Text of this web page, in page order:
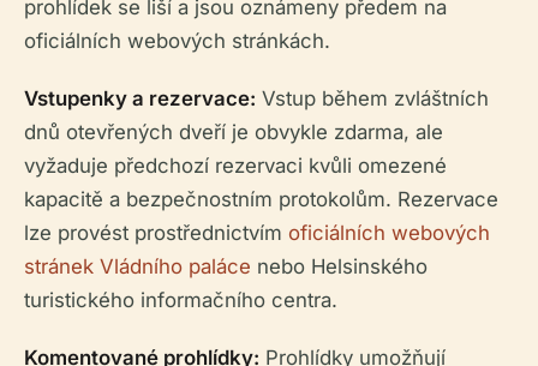
prohlídek se liší a jsou oznámeny předem na
oficiálních webových stránkách.
Vstupenky a rezervace: Vstup během zvláštních
dnů otevřených dveří je obvykle zdarma, ale
vyžaduje předchozí rezervaci kvůli omezené
kapacitě a bezpečnostním protokolům. Rezervace
lze provést prostřednictvím oficiálních webových
stránek Vládního paláce nebo Helsinského
turistického informačního centra.
Komentované prohlídky: Prohlídky umožňují